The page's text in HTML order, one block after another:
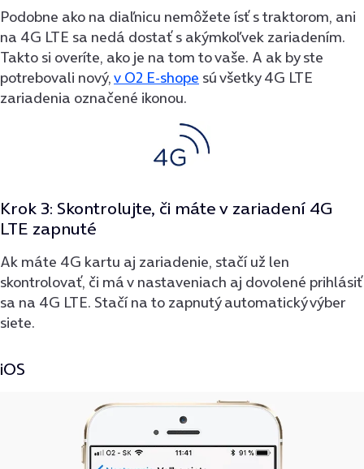
Podobne ako na diaľnicu nemôžete ísť s traktorom, ani
na 4G LTE sa nedá dostať s akýmkoľvek zariadením.
Takto si overíte, ako je na tom to vaše. A ak by ste
potrebovali nový,v O2 E-shope sú všetky 4G LTE
zariadenia označené ikonou.
Krok 3: Skontrolujte, či máte v zariadení 4G
LTE zapnuté
Ak máte 4G kartu aj zariadenie, stačí už len
skontrolovať, či má v nastaveniach aj dovolené prihlásiť
sa na 4G LTE. Stačí na to zapnutý automatický výber
siete.
iOS